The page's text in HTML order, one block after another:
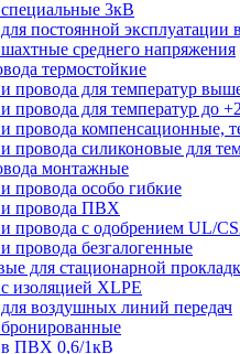
3кВ
постоянной эксплуатации
среднего напряжения
термостойкие
провода для температур
провода для температур до
провода компенсационные,
провода силиконовые для
монтажные
провода особо гибкие
провода ПВХ
провода с одобрением UL/
провода безгалогенные
для стационарной
изоляцией XLPE
воздушных линий передач
в ПВХ 0,6/1кВ